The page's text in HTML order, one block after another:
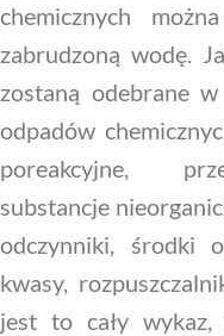
chemicznych
zabrudzoną wodę.
zostaną odebrane
odpadów
poreakcyjne,
substancje
odczynniki, środki
kwasy,
jest to cały